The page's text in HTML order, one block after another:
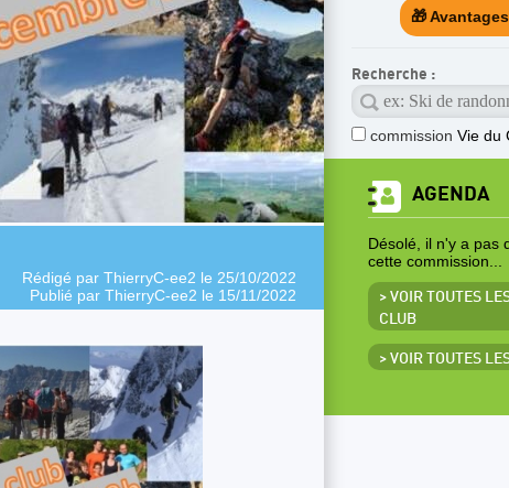
Rédigé par ThierryC-ee2 le 25/10/2022
Publié par ThierryC-ee2 le 15/11/2022
🎁
Recherche :
commission Vie du
AGENDA
Désolé, il n'y a pas
cette commission...
> VOIR TOUTES
CLUB
> VOIR TOUTES